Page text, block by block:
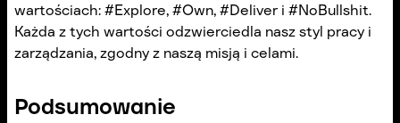
wartościach: #Explore, #Own, #Deliver i #NoBullshit.
Każda z tych wartości odzwierciedla nasz styl pracy i
zarządzania, zgodny z naszą misją i celami.
Podsumowanie